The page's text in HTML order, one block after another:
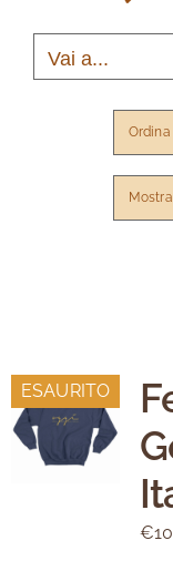
Vai a...
ESAURITO
€